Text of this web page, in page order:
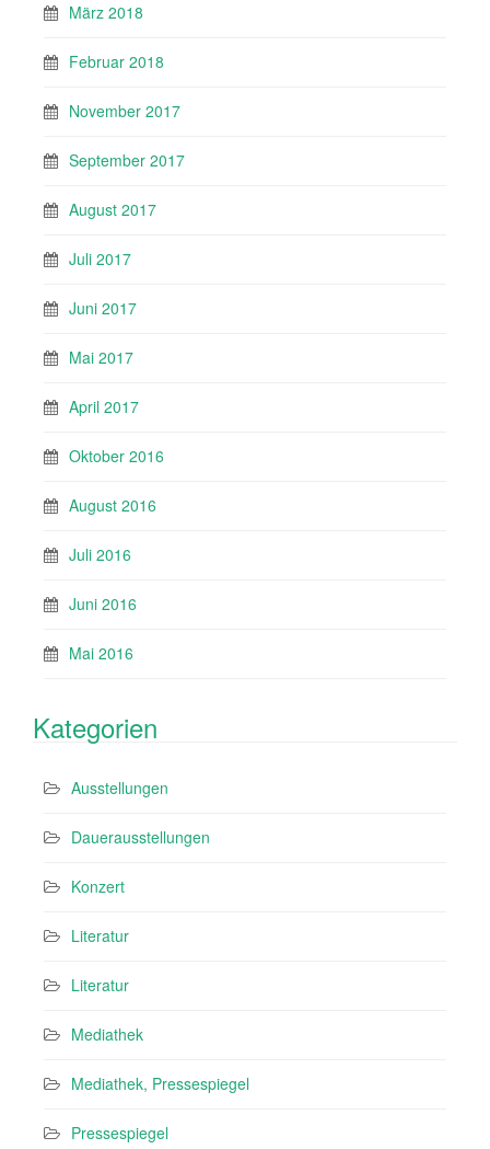
März 2018
Februar 2018
November 2017
September 2017
August 2017
Juli 2017
Juni 2017
Mai 2017
April 2017
Oktober 2016
August 2016
Juli 2016
Juni 2016
Mai 2016
Kategorien
Ausstellungen
Dauerausstellungen
Konzert
Literatur
Literatur
Mediathek
Mediathek, Pressespiegel
Pressespiegel